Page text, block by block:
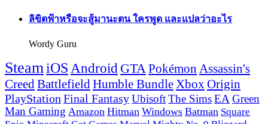
ลิขิตฟ้าหรือจะสู้มานะตน ใครพูด และแปลว่าอะไร
Wordy Guru
SteamiOS Android GTAPokémon Assassin's
CreedBattlefieldHumble Bundle Xbox Origin
PlayStation Final FantasyUbisoftThe Sims EA Green
Man Gaming Amazon Hitman Windows Batman Square